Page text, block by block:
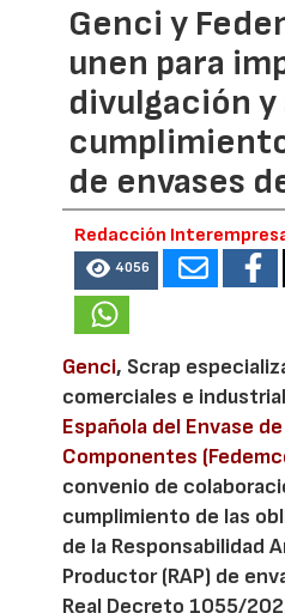
Genci y
unen para
divulgación y
de envases
Redacción
4056
Genci, Scrap
comerciales e
Española del Envase
Componentes
convenio de
cumplimiento de las
de la Responsabilidad
Productor (RAP) de
Real Decreto 1055/